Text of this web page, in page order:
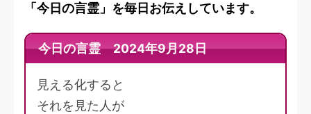
「今日の言霊」を毎日お伝えしています。
今日の言霊 2024年9月28日
見える化すると
それを見た人が